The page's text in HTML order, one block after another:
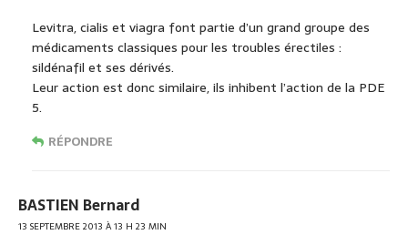
Levitra, cialis et viagra font partie d’un grand groupe des
médicaments classiques pour les troubles érectiles :
sildénafil et ses dérivés.
Leur action est donc similaire, ils inhibent l’action de la PDE
5.
RÉPONDRE
BASTIEN Bernard
13 SEPTEMBRE 2013 À 13 H 23 MIN